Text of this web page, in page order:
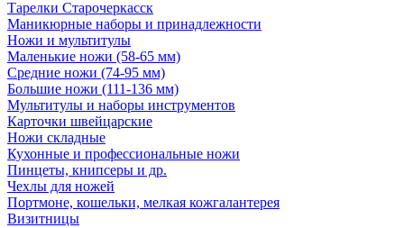
Тарелки Старочеркасск
Маникюрные наборы и принадлежности
Ножи и мультитулы
Маленькие ножи (58-65 мм)
Средние ножи (74-95 мм)
Большие ножи (111-136 мм)
Мультитулы и наборы инструментов
Карточки швейцарские
Ножи складные
Кухонные и профессиональные ножи
Пинцеты, книпсеры и др.
Чехлы для ножей
Портмоне, кошельки, мелкая кожгалантерея
Визитницы